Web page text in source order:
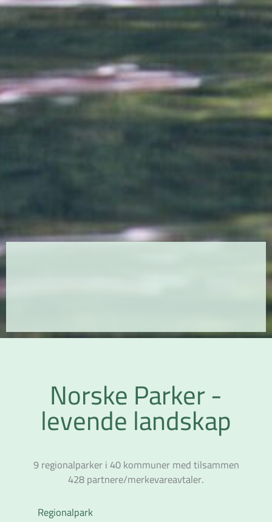
Norske Parker-
levende landskap
9 regionalparker i 40 kommuner med tilsammen
428 partnere/merkevareavtaler.
Regionalpark